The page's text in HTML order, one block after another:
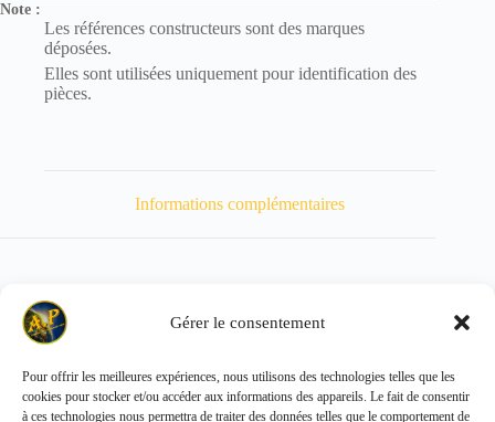
Gérer le consentement
Pour offrir les meilleures expériences, nous utilisons des technologies telles que les
cookies pour stocker et/ou accéder aux informations des appareils. Le fait de consentir
à ces technologies nous permettra de traiter des données telles que le comportement de
Note :
Les références constructeurs sont des marques
déposées.
Elles sont utilisées uniquement pour identification des
pièces.
Informations complémentaires
Poids 60 kg
Copyright © 2026 - ALL PARTS FRANCE SAS